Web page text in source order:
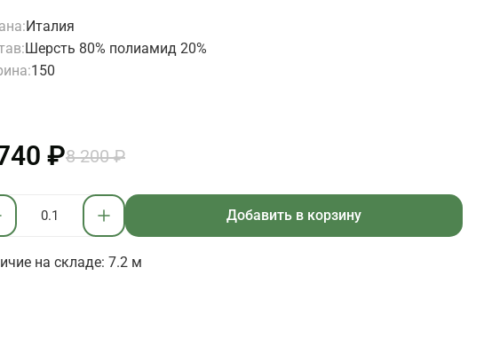
Италия
Шерсть 80% полиамид 20%
150
₽8 200 ₽
Добавить в корзину
на складе: 7.2 м